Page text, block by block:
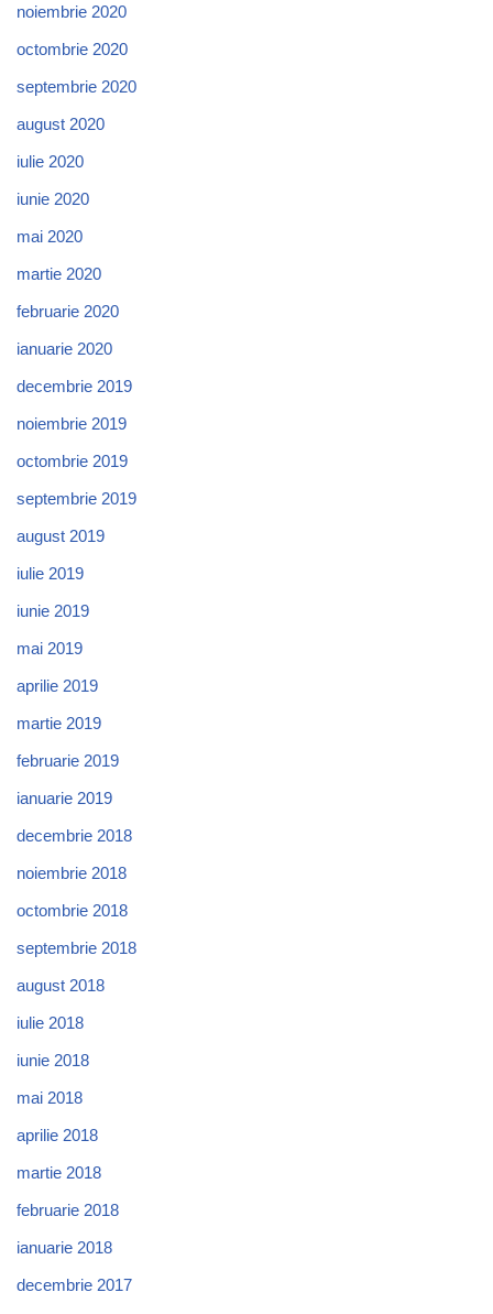
noiembrie 2020
octombrie 2020
septembrie 2020
august 2020
iulie 2020
iunie 2020
mai 2020
martie 2020
februarie 2020
ianuarie 2020
decembrie 2019
noiembrie 2019
octombrie 2019
septembrie 2019
august 2019
iulie 2019
iunie 2019
mai 2019
aprilie 2019
martie 2019
februarie 2019
ianuarie 2019
decembrie 2018
noiembrie 2018
octombrie 2018
septembrie 2018
august 2018
iulie 2018
iunie 2018
mai 2018
aprilie 2018
martie 2018
februarie 2018
ianuarie 2018
decembrie 2017